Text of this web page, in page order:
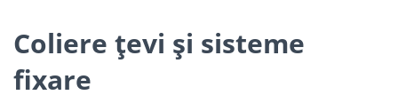
Coliere țevi și sisteme
fixare